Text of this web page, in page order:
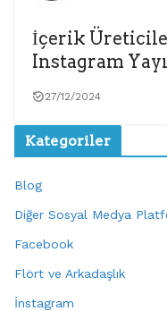
İçerik
Instagram
27/12/2024
Kategoriler
Blog
Diğer Sosyal Medya
Facebook
Flört ve Arkadaşlık
İnstagram